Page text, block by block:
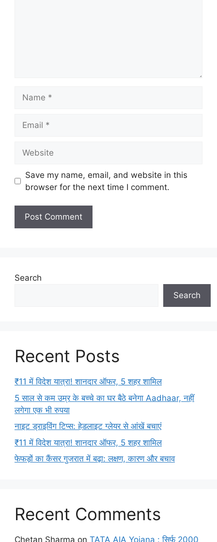
Save my name, email, and website in this
browser for the next time I comment.
Search
Search
Recent Posts
₹11 में विदेश यात्रा! शानदार ऑफर, 5 शहर शामिल
5 साल से कम उम्र के बच्चे का घर बैठे बनेगा Aadhaar, नहीं
लगेगा एक भी रुपया
नाइट ड्राइविंग टिप्स: हेडलाइट ग्लेयर से आंखें बचाएं
₹11 में विदेश यात्रा! शानदार ऑफर, 5 शहर शामिल
फेफड़ों का कैंसर गुजरात में बढ़ा: लक्षण, कारण और बचाव
Recent Comments
Chetan Sharma on TATA AIA Yojana : सिर्फ 2000